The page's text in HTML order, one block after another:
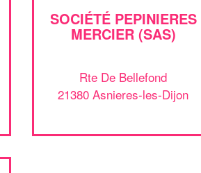
SOCIÉTÉ PEPINIERES
MERCIER (SAS)
Rte De Bellefond
21380 Asnieres-les-Dijon